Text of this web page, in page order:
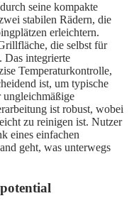
seine kompakte
stabilen Rädern, die
erleichtern.
die selbst für
Das integrierte
Temperaturkontrolle,
ist, um typische
ungleichmäßige
ist robust, wobei
zu reinigen ist. Nutzer
eines einfachen
geht, was unterwegs